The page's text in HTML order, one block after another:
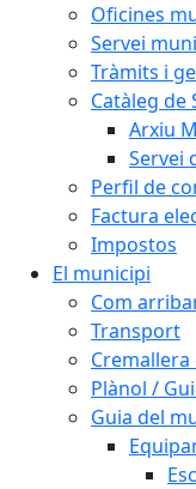
Oficines
Servei
Tràmits i
Catàleg de
Arxiu
Servei
Perfil de
Factura
Impostos
El municipi
Com
Transport
Plànol /
Guia del